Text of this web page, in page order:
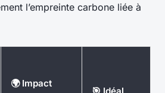
l’empreinte carbone liée à
🌍 Impact
🎯 Idéal